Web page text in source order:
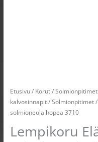
Etusivu/ Korut/
kalvosinnapit/Solmionpitimet/
solmioneula hopea 3710
Lempikoru